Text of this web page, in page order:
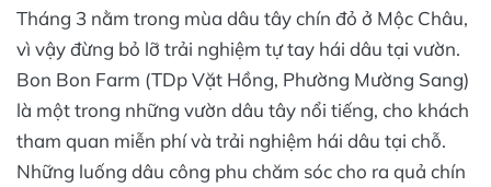
Tháng 3 nằm trong mùa dâu tây chín đỏ ở Mộc Châu,
vì vậy đừng bỏ lỡ trải nghiệm tự tay hái dâu tại vườn.
Bon Bon Farm (TDp Vặt Hồng, Phường Mường Sang)
là một trong những vườn dâu tây nổi tiếng, cho khách
tham quan miễn phí và trải nghiệm hái dâu tại chỗ.
Những luống dâu công phu chăm sóc cho ra quả chín